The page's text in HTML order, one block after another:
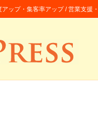
ップ・集客率アップ / 営業支援